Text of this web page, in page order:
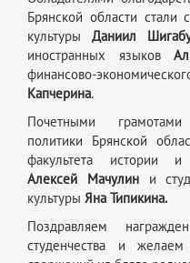
Брянской области стали
культуры Даниил
иностранных языков
финансово-
Капчерина.
Почетными
политики Брянской
факультета истории
Алексей Мачулини
культуры Яна Типикина.
Поздравляем
студенчества и